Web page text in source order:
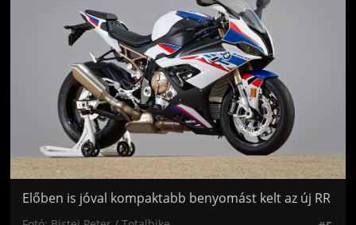
Előben is jóval kompaktabb benyomást kelt az új RR